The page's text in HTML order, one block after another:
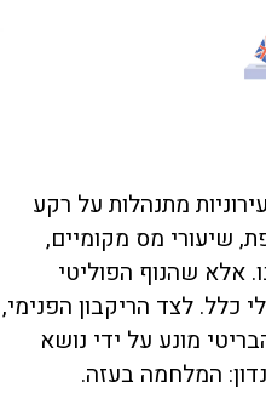
מתנהלות על רקע
שיעורי מס מקומיים,
אלא שהנוף הפוליטי
כלל. לצד הריקבון הפנימי,
מונע על ידי נושא
המלחמה בעזה.